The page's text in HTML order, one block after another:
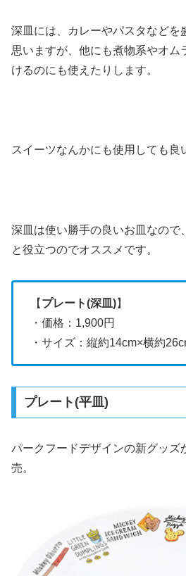
深皿には、カレーやパスタなどを
思いますが、他にも煮物系やオム
けるのにも使えたりします。
スイーツなんかにも使用しても良
深皿は使い勝手の良いお皿なので
と役立つのでオススメです。
【 プレート(深皿)】
・価格：1,900円
・サイズ：縦約14cm×横約
プレート(平皿)
パークフードデザインの新グッズ
売。